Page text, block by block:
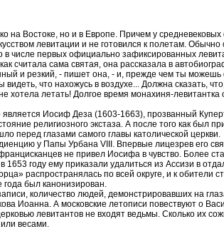
на Востоке, но и в Европе. Причем у
левитации и не готовился к полетам.
числе первых официально зафиксированных
считала сама святая, она рассказала в
и резкий, - пишет она, - и, прежде чем ты
что нахожусь в воздухе... Должна сказать,
хотела летать! Долгое время монахиня-
Иосиф Деза (1603-1663), прозванный
религиозного экстаза. А после того как был
перед глазами самого главы католической церкви.
у Папы Урбана VIII. Впервые лицезрев его
не привел Иосифа в чувство. Более
году ему приказали удалиться из Ассизи в
распространялась по всей округе, и к
года был канонизирован.
количество людей, демонстрировавших на
Иоанна. А московские летописи повествуют о
левитантов не входят ведьмы. Сколько их
весами.